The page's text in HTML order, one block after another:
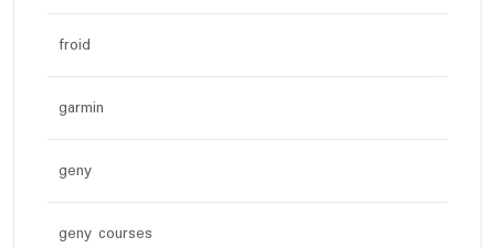
froid
garmin
geny
geny courses